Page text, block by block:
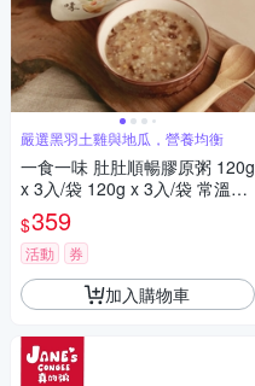
嚴選黑羽土雞與地瓜，營養均衡
一食一味 肚肚順暢膠原粥 120g
x 3入/袋 120g x 3入/袋 常溫粥/
輕食粥/寶寶粥/副食品
$359
活動 券
加入購物車